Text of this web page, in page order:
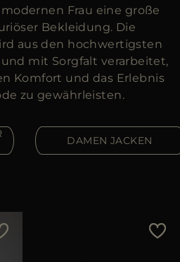
Frau eine große
Bekleidung. Die
aus den hochwertigsten
mit Sorgfalt verarbeitet,
Komfort und das Erlebnis
zu gewährleisten.
DAMEN JACKEN